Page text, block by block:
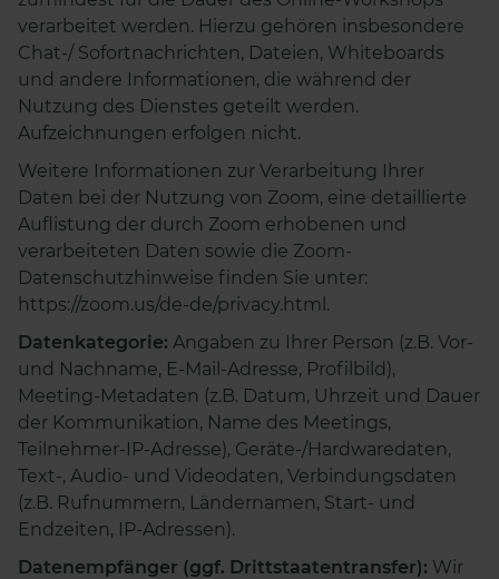
verarbeitet werden. Hierzu gehören insbesondere
Chat-/ Sofortnachrichten, Dateien, Whiteboards
und andere Informationen, die während der
Nutzung des Dienstes geteilt werden.
Aufzeichnungen erfolgen nicht.
Weitere Informationen zur Verarbeitung Ihrer
Daten bei der Nutzung von Zoom, eine detaillierte
Auflistung der durch Zoom erhobenen und
verarbeiteten Daten sowie die Zoom-
Datenschutzhinweise finden Sie unter:
https://zoom.us/de-de/privacy.html.
Datenkategorie: Angaben zu Ihrer Person (z.B. Vor-
und Nachname, E-Mail-Adresse, Profilbild),
Meeting-Metadaten (z.B. Datum, Uhrzeit und Dauer
der Kommunikation, Name des Meetings,
Teilnehmer-IP-Adresse), Geräte-/Hardwaredaten,
Text-, Audio- und Videodaten, Verbindungsdaten
(z.B. Rufnummern, Ländernamen, Start- und
Endzeiten, IP-Adressen).
Datenempfänger (ggf. Drittstaatentransfer): Wir